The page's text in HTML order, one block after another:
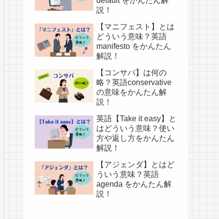
説！
【マニフェスト】とは
どういう意味？英語
manifesto をかんたん
解説！
【コンサバ】は何の
略？英語conservative
の意味をかんたん解
説！
英語【Take it easy】と
はどういう意味？使い
方や返し方をかんたん
解説！
【アジェンダ】とはど
ういう意味？英語
agenda をかんたん解
説！